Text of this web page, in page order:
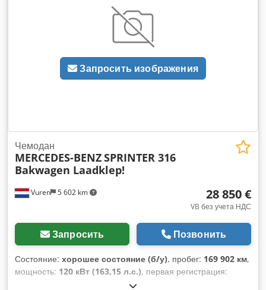
, длина грузового отсека:
ширина пространства для загрузки:
, Год выпуска:
ABS, Блютуз, гидроборт, кондиционер,
круиз-контроль, навигационная система, система
контроля тяги, центральный замок,
электрорегулировка стекол, электрорегулируемое
Запросить изображения
Vuren 5 602 km
Чемодан
MERCEDES-BENZSPRINTER 316
Bakwagen Laadklep!
28 850 €
VB без учета НДС
Запросить Позвонить
Состояние: хорошее состояние (б/у), пробег: 169 902 км,
мощность: 120 кВт (163,15 л.с.), первая регистрация:
дизель, размер шины: